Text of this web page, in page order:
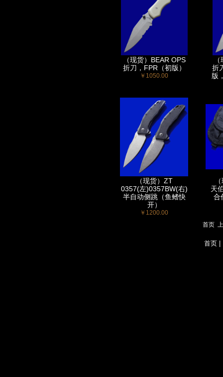
（现货）BEAR OPS
折刀，FPR（初版）
￥1050.00
折
版
（现货）ZT
0357(左)0357BW(右)
半自动侧跳（鱼鳍快
开）
￥1200.00
天
合
首页
首页